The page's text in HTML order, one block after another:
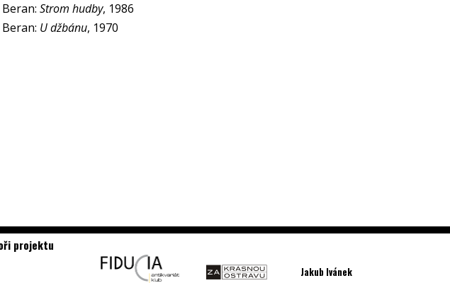
Strom hudby, 1986
U džbánu, 1970
projektu
Jakub Ivánek